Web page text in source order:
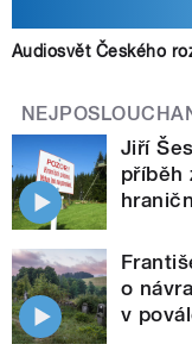
Audiosvět Českého
Jiří
příběh
o
v